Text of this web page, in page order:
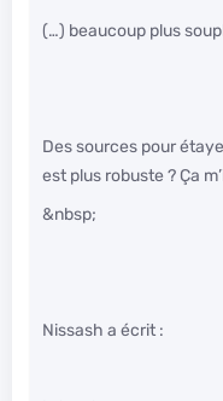
(…) beaucoup plus
Des sources pour
est plus robuste ? Ça
&nbsp;
Nissash a écrit :